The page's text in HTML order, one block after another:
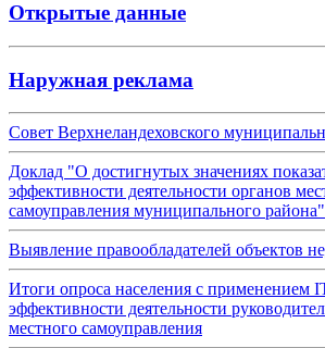
Открытые данные
Наружная реклама
Совет Верхнеландеховского
Доклад "О достигнутых значениях
эффективности деятельности органов
самоуправления муниципального района"
Выявление правообладателей объектов
Итоги опроса населения с применением
эффективности деятельности
местного самоуправления